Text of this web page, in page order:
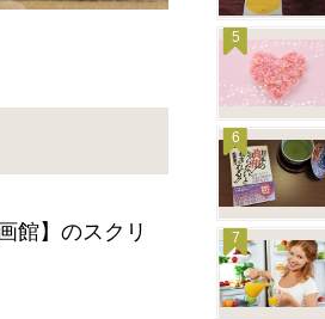
館】のスクリ
5
6
7